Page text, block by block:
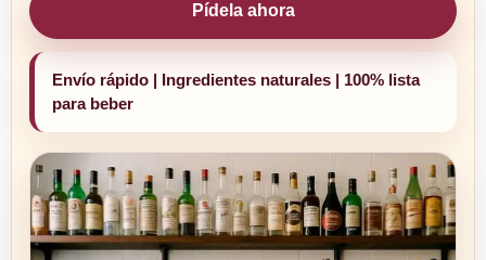
Pídela ahora
Envío rápido | Ingredientes naturales | 100% lista
para beber